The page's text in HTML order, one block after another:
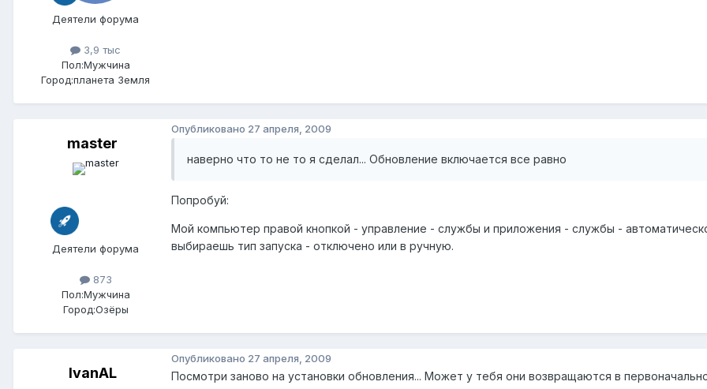
Деятели форума
3,9 тыс
Пол:Мужчина
Город:планета Земля
master
Деятели форума
873
Пол:Мужчина
Город:Озёры
Опубликовано 27 апреля, 2009
наверно что то не то я сделал... Обновление включается все равно
Попробуй:
Мой компьютер правой кнопкой - управление - службы и приложения - службы -
выбираешь тип запуска - отключено или в ручную.
IvanAL
Опубликовано 27 апреля, 2009
Посмотри заново на установки обновления... Может у тебя они возвращаются в